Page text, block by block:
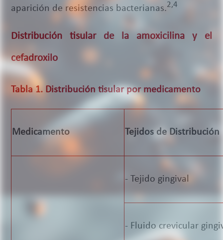
aparición de resistencias bacterianas.2,4
Distribución tisular de la amoxicilina y el
cefadroxilo
Tabla 1. Distribución tisular por medicamento
Medicamento Tejidos de Distribución
- Tejido gingival
- Fluido crevicular